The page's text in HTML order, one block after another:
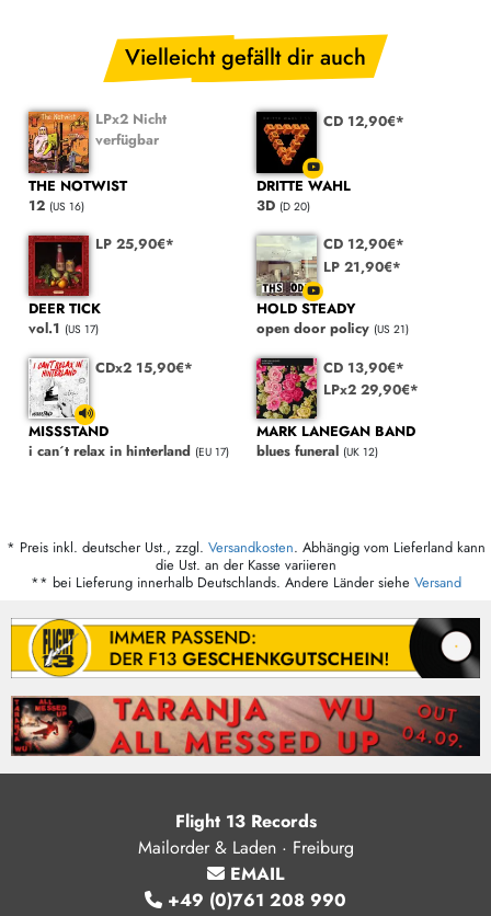
Vielleicht gefällt dir auch
LPx2 Nicht
verfügbar
THE NOTWIST
12 (US 16)
CD 12,90€*
DRITTE WAHL
3D (D 20)
LP 25,90€*
DEER TICK
vol.1 (US 17)
CD 12,90€*
LP 21,90€*
HOLD STEADY
open door policy (US 21)
CDx2 15,90€*
MISSSTAND
i can´t relax in hinterland (EU 17)
CD 13,90€*
LPx2 29,90€*
MARK LANEGAN BAND
blues funeral (UK 12)
* Preis inkl. deutscher Ust., zzgl. Versandkosten. Abhängig vom Lieferland kann
die Ust. an der Kasse variieren
** bei Lieferung innerhalb Deutschlands. Andere Länder siehe Versand
Flight 13 Records
Mailorder & Laden · Freiburg
EMAIL
+49 (0)761 208 990